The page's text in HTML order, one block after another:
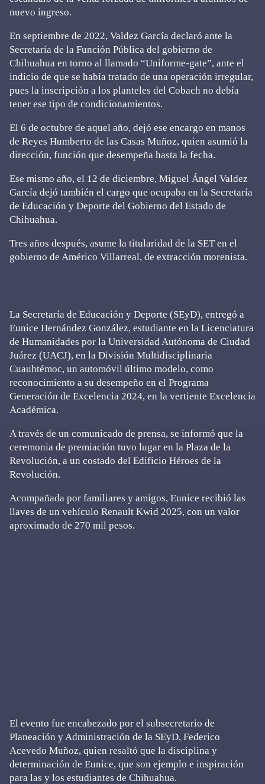
nuevo ingreso.
En septiembre de 2022, Valdez García declaró ante la
Secretaría de la Función Pública del gobierno de
Chihuahua en torno al llamado “Uniforme-gate”, ante el
indicio de que se había tratado de una operación irregular,
pues la inscripción a los planteles del Cobach no debía
tener ese tipo de condicionamientos.
El 6 de octubre de aquel año, dejó ese encargo en manos
de Reyes Humberto de las Casas Muñoz, quien asumió la
dirección, función que desempeña hasta la fecha.
Ese mismo año, el 12 de diciembre, Miguel Ángel Valdez
García dejó también el cargo que ocupaba en la Secretaría
de Educación y Deporte del Gobierno del Estado de
Chihuahua.
Tres años después, asume la titularidad de la SET en el
gobierno de Américo Villarreal, de extracción morenista.
La Secretaría de Educación y Deporte (SEyD), entregó a
Eunice Hernández González, estudiante en la Licenciatura
de Humanidades por la Universidad Autónoma de Ciudad
Juárez (UACJ), en la División Multidisciplinaria
Cuauhtémoc, un automóvil último modelo, como
reconocimiento a su desempeño en el Programa
Generación de Excelencia 2024, en la vertiente Excelencia
Académica.
A través de un comunicado de prensa, se informó que la
ceremonia de premiación tuvo lugar en la Plaza de la
Revolución, a un costado del Edificio Héroes de la
Revolución.
Acompañada por familiares y amigos, Eunice recibió las
llaves de un vehículo Renault Kwid 2025, con un valor
aproximado de 270 mil pesos.
El evento fue encabezado por el subsecretario de
Planeación y Administración de la SEyD, Federico
Acevedo Muñoz, quien resaltó que la disciplina y
determinación de Eunice, que son ejemplo e inspiración
para las y los estudiantes de Chihuahua.